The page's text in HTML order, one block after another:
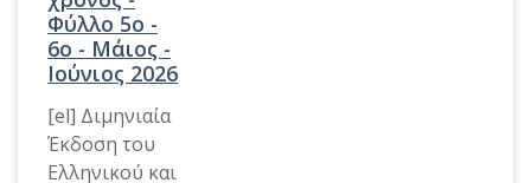
δραστηριότη
τες νέων,
κοινωνικά
νέα και
πολιτιστικά
θέματα.
Φύλλο 5o -
6ο - Μάιος -
Ιούνιος 2026
[el] Διμηνιαία
Έκδοση του
Ελληνικού και